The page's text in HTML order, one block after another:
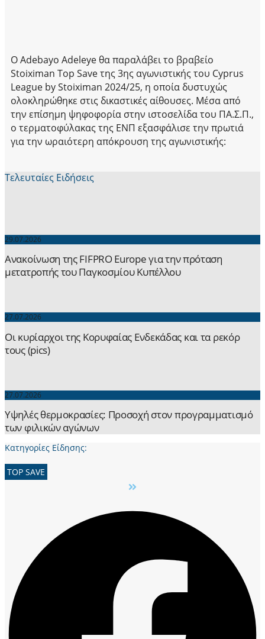
O Adebayo Adeleye θα παραλάβει το βραβείο
Stoiximan Top Save της 3ης αγωνιστικής του Cyprus
League by Stoiximan 2024/25, η οποία δυστυχώς
ολοκληρώθηκε στις δικαστικές αίθουσες. Μέσα από
την επίσημη ψηφοφορία στην ιστοσελίδα του ΠΑ.Σ.Π.,
ο τερματοφύλακας της ΕΝΠ εξασφάλισε την πρωτιά
για την ωραιότερη απόκρουση της αγωνιστικής:
Τελευταίες Ειδήσεις
29.07.2026
Ανακοίνωση της FIFPRO Europe για την πρόταση
μετατροπής του Παγκοσμίου Κυπέλλου
27.07.2026
Οι κυρίαρχοι της Κορυφαίας Ενδεκάδας και τα ρεκόρ
τους (pics)
27.07.2026
Yψηλές θερμοκρασίες: Προσοχή στον προγραμματισμό
των φιλικών αγώνων
Κατηγορίες Είδησης:
TOP SAVE